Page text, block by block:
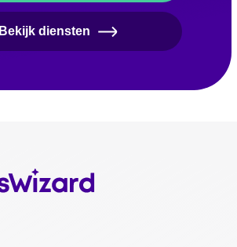
Bekijk diensten